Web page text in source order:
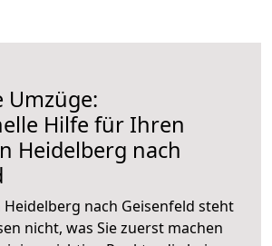
Umzüge:
Hilfe für Ihren
Heidelberg nach
nach Geisenfeld steht
nicht, was Sie zuerst machen